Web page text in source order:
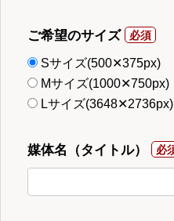
ご希望のサイズ
Sサイズ(500✕375px)
Mサイズ(1000✕750px)
Lサイズ(3648✕2736px)
媒体名（タイトル）